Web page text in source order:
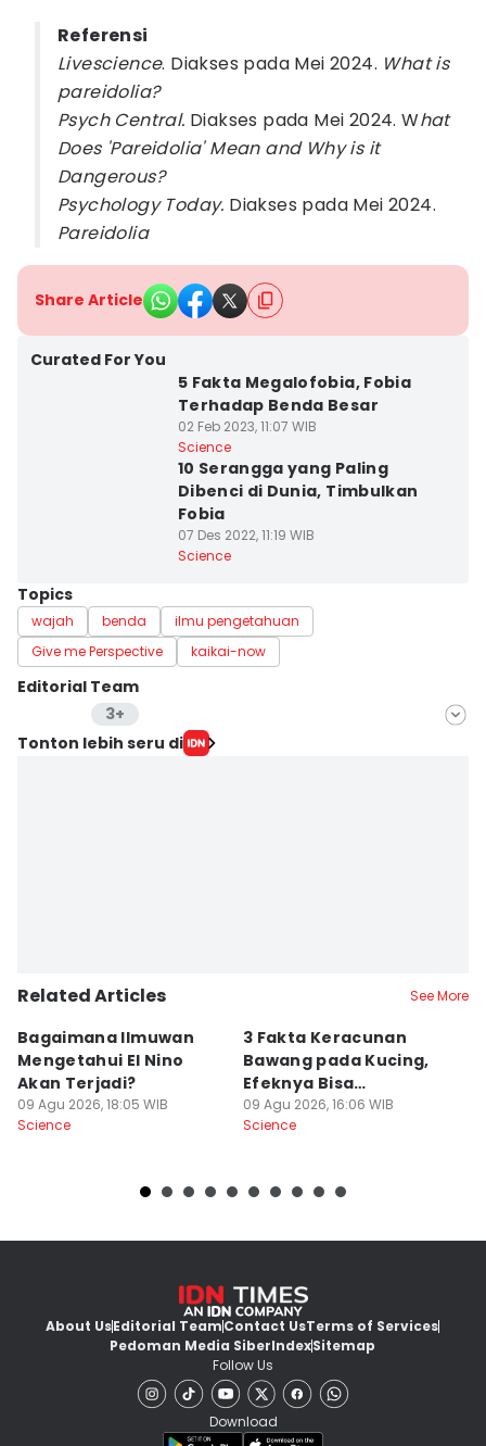
Referensi
Livescience. Diakses pada Mei 2024. What is
pareidolia?
Psych Central. Diakses pada Mei 2024. What
Does 'Pareidolia' Mean and Why is it
Dangerous?
Psychology Today. Diakses pada Mei 2024.
Pareidolia
Share Article
Curated For You
5 Fakta Megalofobia, Fobia
Terhadap Benda Besar
02 Feb 2023, 11:07 WIB
Science
10 Serangga yang Paling
Dibenci di Dunia, Timbulkan
Fobia
07 Des 2022, 11:19 WIB
Science
Topics
wajah benda
ilmu pengetahuan
Give me Perspective
kaikai-now
Editorial Team
3+
Editor
Tonton lebih seru di
Related Articles See More
Bagaimana Ilmuwan
Mengetahui El Nino
Akan Terjadi?
09 Agu 2026, 18:05 WIB
Science
3 Fakta Keracunan
Bawang pada Kucing,
Efeknya Bisa
Mematikan!
09 Agu 2026, 16:06 WIB
Science
About UsEditorial TeamContact UsTerms of Services
Pedoman Media SiberIndexSitemap
Follow Us
Download